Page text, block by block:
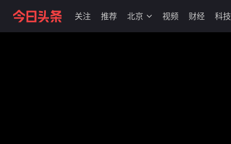
关注 推荐 北京 视频 财经 科技